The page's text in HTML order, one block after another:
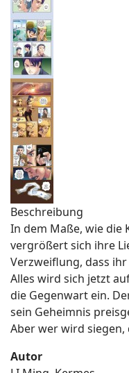
Beschreibung
In dem Maße, wie die
vergrößert sich ihre
Verzweiflung, dass
Alles wird sich jetzt
die Gegenwart ein.
sein Geheimnis
Aber wer wird siegen,
Autor